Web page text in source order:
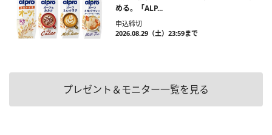
める。「ALP...
申込締切
2026.08.29（土）23:59まで
プレゼント＆モニター一覧を見る